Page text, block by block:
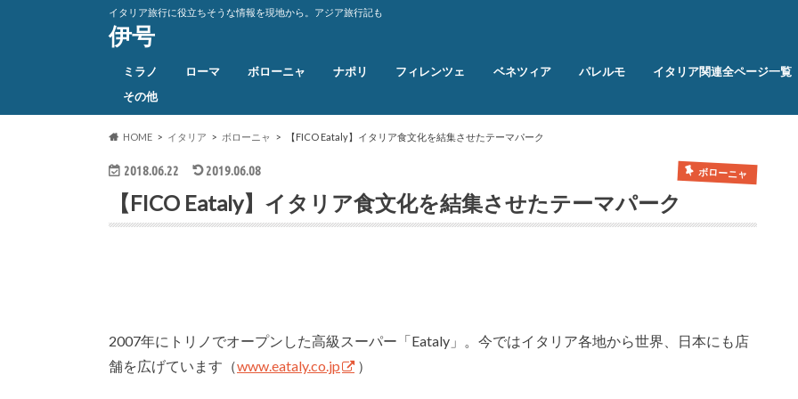
イタリア旅行に役立ちそうな情報を現地から。アジア旅行記も
伊号
ミラノ ローマ ボローニャ ナポリ フィレンツェ ベネツィア パレルモ イタリア関連全ページ一覧
その他
HOME イタリア ボローニャ 【FICO Eataly】イタリア食文化を結集させたテーマパーク
2018.06.22 2019.06.08 ボローニャ
【FICO Eataly】イタリア食文化を結集させたテーマパーク
2007年にトリノでオープンした高級スーパー「Eataly」。今ではイタリア各地から世界、日本にも店
舗を広げています（www.eataly.co.jp ）